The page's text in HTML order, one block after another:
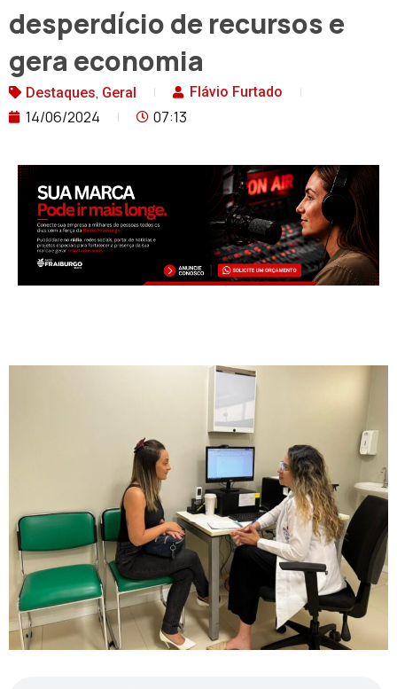
desperdício de recursos e
gera economia
Destaques, Geral Flávio Furtado
14/06/2024 07:13